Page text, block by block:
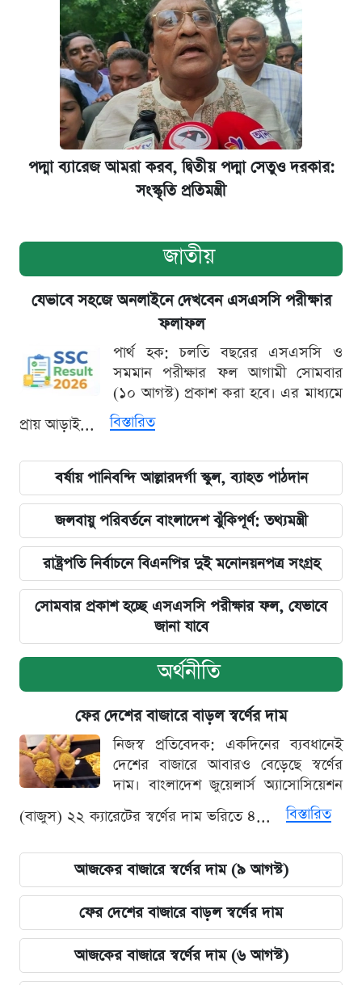
পদ্মা ব্যারেজ আমরা করব, দ্বিতীয় পদ্মা সেতুও দরকার:
সংস্কৃতি প্রতিমন্ত্রী
জাতীয়
যেভাবে সহজে অনলাইনে দেখবেন এসএসসি পরীক্ষার
ফলাফল
পার্থ হক: চলতি বছরের এসএসসি ও
সমমান পরীক্ষার ফল আগামী সোমবার
(১০ আগস্ট) প্রকাশ করা হবে। এর মাধ্যমে
প্রায় আড়াই...
বিস্তারিত
বর্ষায় পানিবন্দি আল্লারদর্গা স্কুল, ব্যাহত পাঠদান
জলবায়ু পরিবর্তনে বাংলাদেশ ঝুঁকিপূর্ণ: তথ্যমন্ত্রী
রাষ্ট্রপতি নির্বাচনে বিএনপির দুই মনোনয়নপত্র সংগ্রহ
সোমবার প্রকাশ হচ্ছে এসএসসি পরীক্ষার ফল, যেভাবে
জানা যাবে
অর্থনীতি
ফের দেশের বাজারে বাড়ল স্বর্ণের দাম
নিজস্ব প্রতিবেদক: একদিনের ব্যবধানেই
দেশের বাজারে আবারও বেড়েছে স্বর্ণের
দাম। বাংলাদেশ জুয়েলার্স অ্যাসোসিয়েশন
(বাজুস) ২২ ক্যারেটের স্বর্ণের দাম ভরিতে ৪...
বিস্তারিত
আজকের বাজারে স্বর্ণের দাম (৯ আগস্ট)
ফের দেশের বাজারে বাড়ল স্বর্ণের দাম
আজকের বাজারে স্বর্ণের দাম (৬ আগস্ট)